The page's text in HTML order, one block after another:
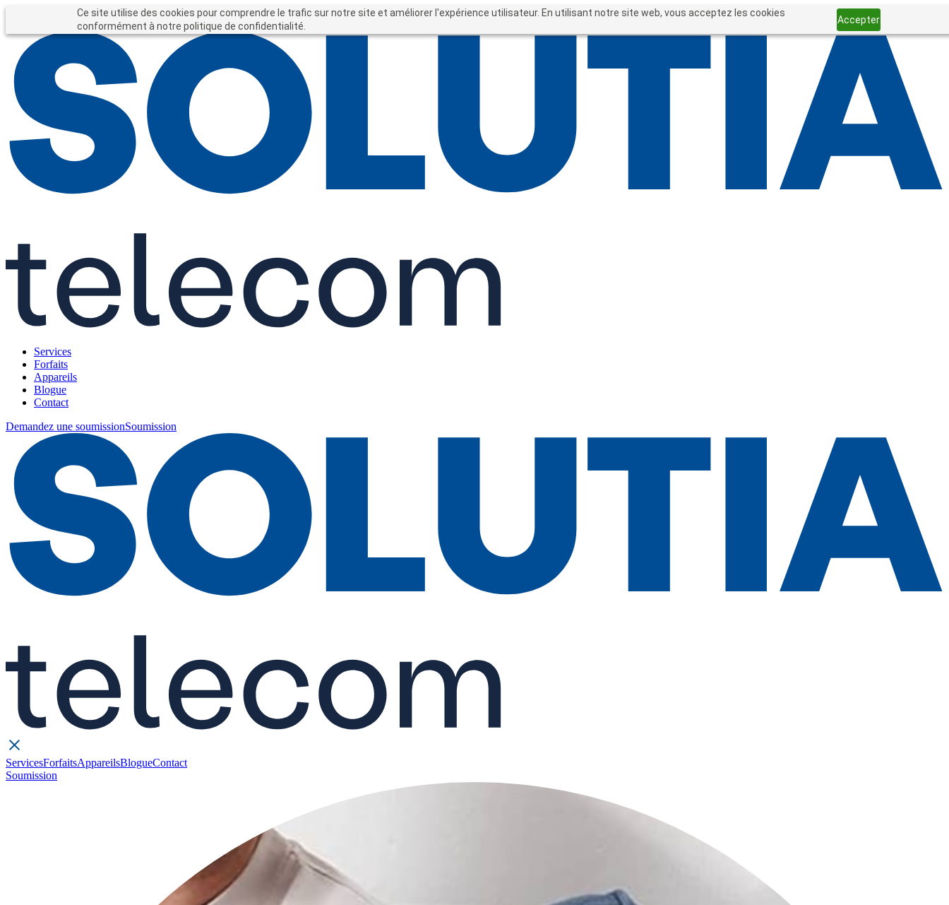
Ce site utilise des cookies pour comprendre le trafic sur notre site et améliorer l'expérience utilisateur. En utilisant notre site web, vous acceptez les cookies
conformément à notre politique de confidentialité.
Accepter
Particuliers
Forfait entreprise
Services
Forfaits
Appareils
Blogue
Contact
Demandez une soumissionSoumission
ServicesForfaitsAppareilsBlogueContact
Soumission